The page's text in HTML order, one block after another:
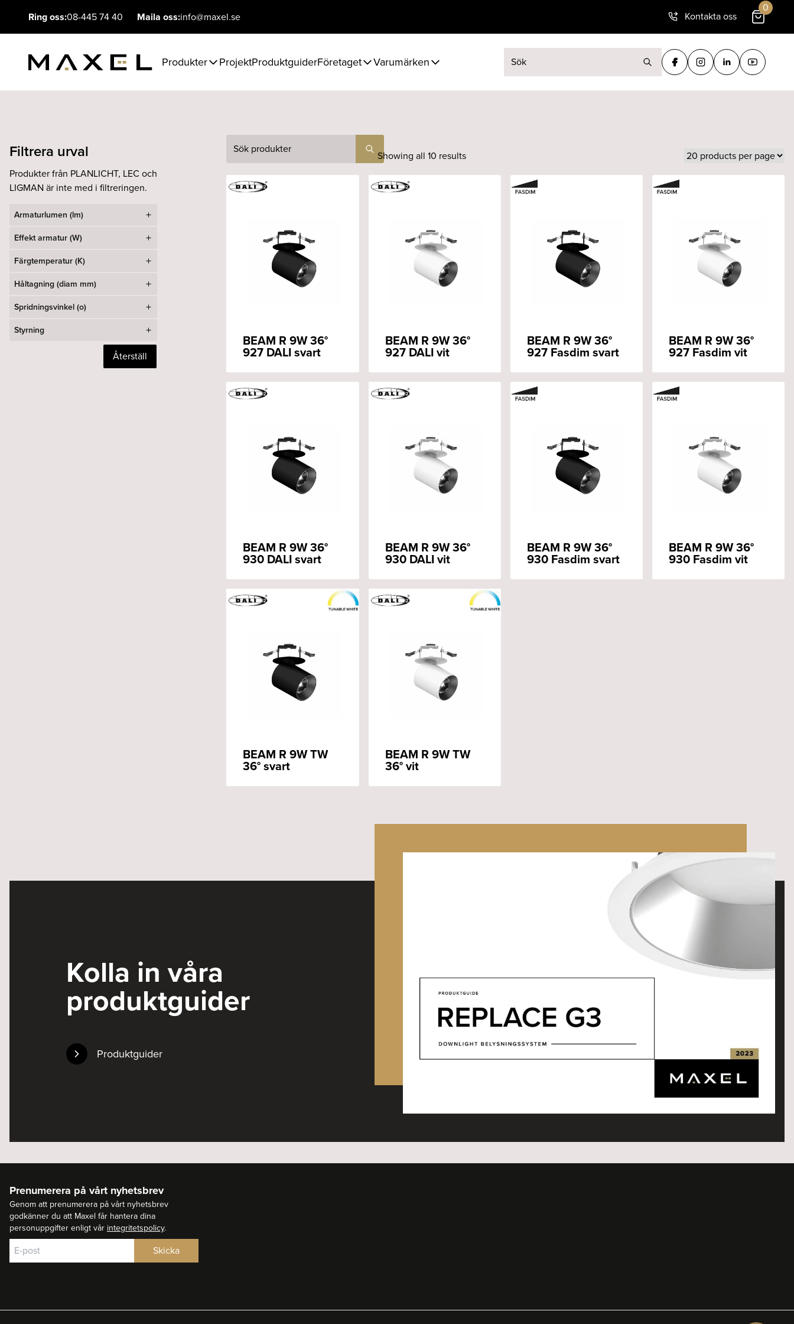
Ring oss:08-445 74 40 Maila oss:info@maxel.se Kontakta oss
0
Produkter ProjektProduktguiderFöretaget Varumärken Sök efter:
Filtrera urval
Produkter från PLANLICHT, LEC och
LIGMAN är inte med i filtreringen.
Armaturlumen (lm)
Effekt armatur (W)
Färgtemperatur (K)
Håltagning (diam mm)
Spridningsvinkel (o)
Styrning
Återställ
Sök Showing all 10 results
BEAM R 9W 36°
927 DALI svart
BEAM R 9W 36°
927 DALI vit
BEAM R 9W 36°
927 Fasdim svart
BEAM R 9W 36°
927 Fasdim vit
BEAM R 9W 36°
930 DALI svart
BEAM R 9W 36°
930 DALI vit
BEAM R 9W 36°
930 Fasdim svart
BEAM R 9W 36°
930 Fasdim vit
BEAM R 9W TW
36° svart
BEAM R 9W TW
36° vit
Kolla in våra
produktguider
Produktguider
Prenumerera på vårt nyhetsbrev
Genom att prenumerera på vårt nyhetsbrev
godkänner du att Maxel får hantera dina
personuppgifter enligt vår integritetspolicy.